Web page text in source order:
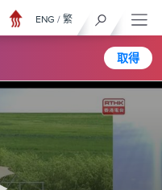
取得
ENG / 繁